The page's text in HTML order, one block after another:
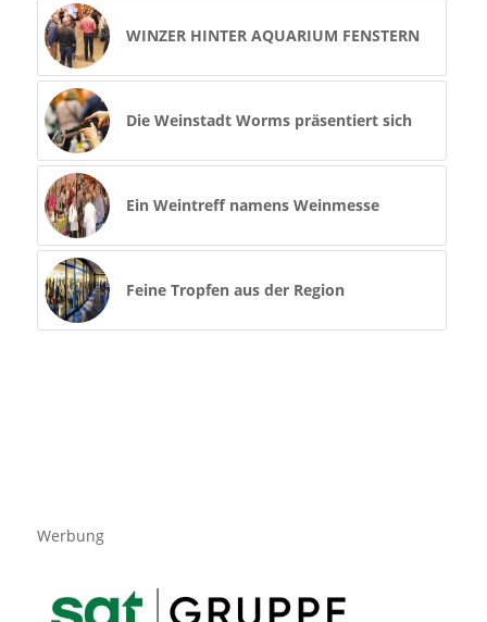
WINZER HINTER AQUARIUM FENSTERN
Die Weinstadt Worms präsentiert sich
Ein Weintreff namens Weinmesse
Feine Tropfen aus der Region
Werbung